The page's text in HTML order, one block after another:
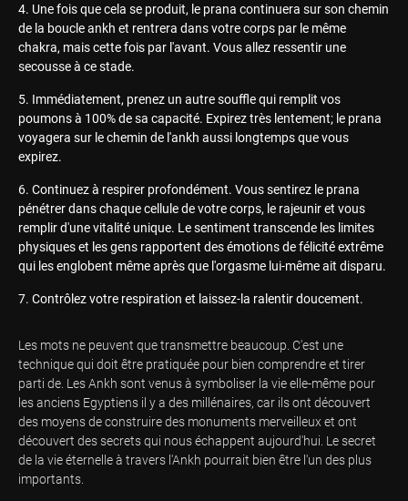
Une fois que cela se produit, le prana continuera sur son chemin
de la boucle ankh et rentrera dans votre corps par le même
chakra, mais cette fois par l'avant. Vous allez ressentir une
secousse à ce stade.
Immédiatement, prenez un autre souffle qui remplit vos
poumons à 100% de sa capacité. Expirez très lentement; le prana
voyagera sur le chemin de l'ankh aussi longtemps que vous
expirez.
Continuez à respirer profondément. Vous sentirez le prana
pénétrer dans chaque cellule de votre corps, le rajeunir et vous
remplir d'une vitalité unique. Le sentiment transcende les limites
physiques et les gens rapportent des émotions de félicité extrême
qui les englobent même après que l'orgasme lui-même ait disparu.
Contrôlez votre respiration et laissez-la ralentir doucement.
Les mots ne peuvent que transmettre beaucoup. C'est une
technique qui doit être pratiquée pour bien comprendre et tirer
parti de. Les Ankh sont venus à symboliser la vie elle-même pour
les anciens Egyptiens il y a des millénaires, car ils ont découvert
des moyens de construire des monuments merveilleux et ont
découvert des secrets qui nous échappent aujourd'hui. Le secret
de la vie éternelle à travers l'Ankh pourrait bien être l'un des plus
importants.